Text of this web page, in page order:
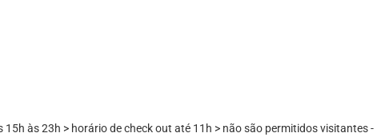
15h às 23h > horário de check out até 11h > não são permitidos visitantes -